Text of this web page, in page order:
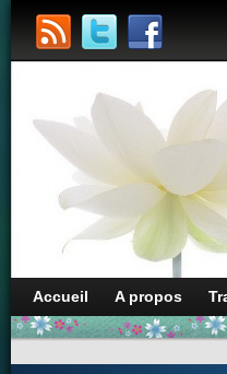
Accueil A propos